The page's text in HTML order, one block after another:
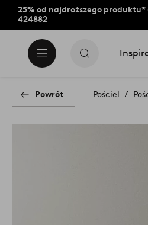
25% od najdroższego produktu*
424882
Powrót Pościel